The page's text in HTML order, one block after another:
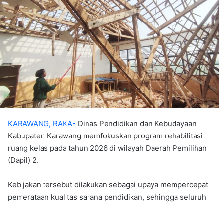
KARAWANG, RAKA- Dinas Pendidikan dan Kebudayaan
Kabupaten Karawang memfokuskan program rehabilitasi
ruang kelas pada tahun 2026 di wilayah Daerah Pemilihan
(Dapil) 2.
Kebijakan tersebut dilakukan sebagai upaya mempercepat
pemerataan kualitas sarana pendidikan, sehingga seluruh